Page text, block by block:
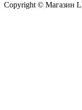
Copyright © Магазин